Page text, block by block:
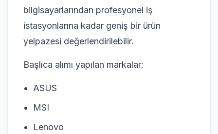
bilgisayarlarından profesyonel iş
istasyonlarına kadar geniş bir ürün
yelpazesi değerlendirilebilir.
Başlıca alımı yapılan markalar:
ASUS
MSI
Lenovo